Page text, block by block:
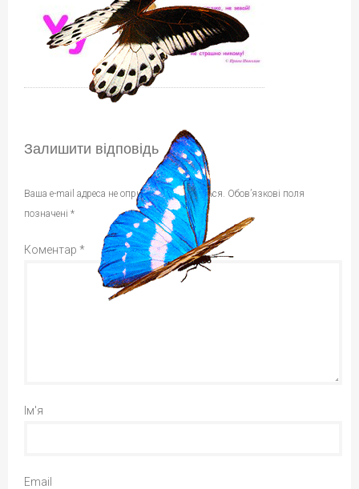
Залишити відповідь
Ваша e-mail адреса не оприлюднюватиметься. Обов’язкові поля
позначені *
Коментар *
Ім'я
Email